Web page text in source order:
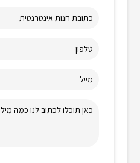
כתובת חנות אינטרנטית
טלפון
מייל
כאן תוכלו לכתוב לנו כמה